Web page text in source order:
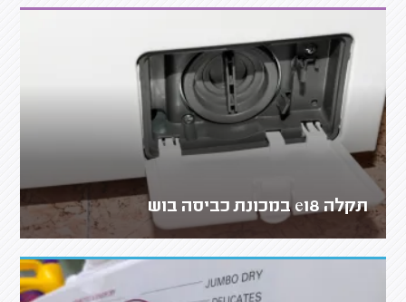
תקלה e18 במכונת כביסה בוש